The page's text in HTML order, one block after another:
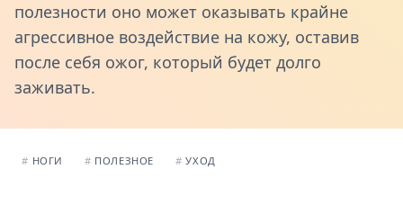
полезности оно может оказывать крайне
агрессивное воздействие на кожу, оставив
после себя ожог, который будет долго
заживать.
# НОГИ # ПОЛЕЗНОЕ # УХОД